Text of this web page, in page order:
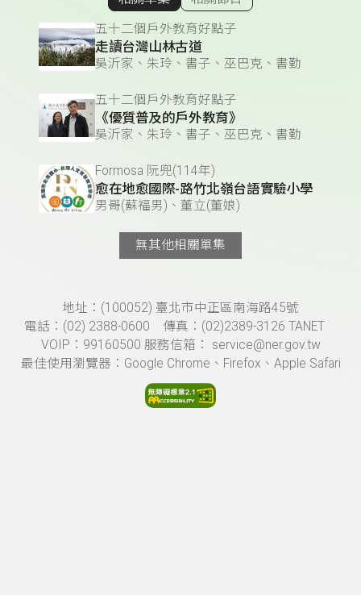
顯示相關單集
五十二個戶外教育好點子
走讀台灣山林古道
吳沂家、朱玲、書子、巫巴克、書勤
五十二個戶外教育好點子
《優質普及的戶外教育》
吳沂家、朱玲、書子、巫巴克、書勤
Formosa 阮兜(114年)
愈在地愈國際-路竹北嶺台語實驗小學
男哥(蘇福男)、董立(董娘)
無其他相關單集
頁尾資訊地址：(100052) 臺北市中正區南海路45號
電話：(02) 2388-0600 傳真：(02)2389-3126 TANET
VOIP：99160500 服務信箱： service@ner.gov.tw
最佳使用瀏覽器：Google Chrome、Firefox、Apple Safari